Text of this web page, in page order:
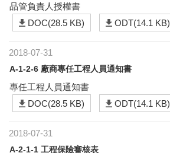
品管負責人授權書
DOC(28.5 KB)
ODT(14.1 KB)
2018-07-31
A-1-2-6 廠商專任工程人員通知書
專任工程人員通知書
DOC(28.5 KB)
ODT(14.1 KB)
2018-07-31
A-2-1-1 工程保險審核表